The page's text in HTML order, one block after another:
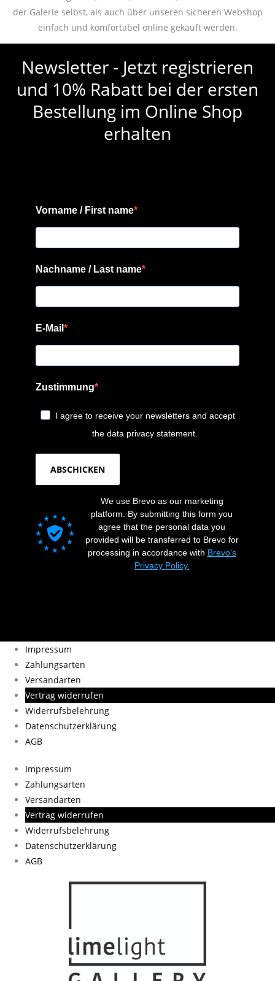
der Galerie selbst, als auch über unseren sicheren Webshop
einfach und komfortabel online gekauft werden.
Newsletter - Jetzt registrieren
und 10% Rabatt bei der ersten
Bestellung im Online Shop
erhalten
Vorname / First name
Nachname / Last name
E-Mail
Zustimmung
I agree to receive your newsletters and accept
the data privacy statement.
ABSCHICKEN
We use Brevo as our marketing
platform. By submitting this form you
agree that the personal data you
provided will be transferred to Brevo for
processing in accordance with Brevo's
Privacy Policy.
Impressum
Zahlungsarten
Versandarten
Vertrag widerrufen
Widerrufsbelehrung
Datenschutzerklärung
AGB
Impressum
Zahlungsarten
Versandarten
Vertrag widerrufen
Widerrufsbelehrung
Datenschutzerklärung
AGB